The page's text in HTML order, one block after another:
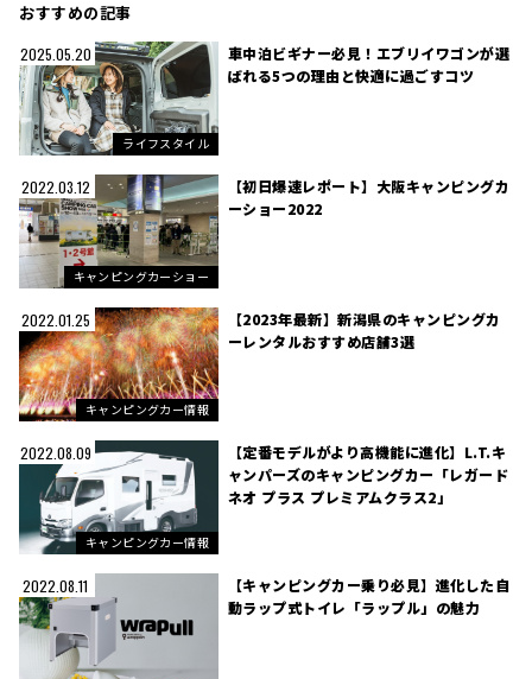
おすすめの記事
2025.05.20
ライフスタイル
車中泊ビギナー必見！エブリイワゴンが選
ばれる5つの理由と快適に過ごすコツ
2022.03.12
キャンピングカーショー
【初日爆速レポート】大阪キャンピングカ
ーショー2022
2022.01.25
キャンピングカー情報
【2023年最新】新潟県のキャンピングカ
ーレンタルおすすめ店舗3選
2022.08.09
キャンピングカー情報
【定番モデルがより高機能に進化】L.T.キ
ャンパーズのキャンピングカー「レガード
ネオ プラス プレミアムクラス2」
2022.08.11
【キャンピングカー乗り必見】進化した自
動ラップ式トイレ「ラップル」の魅力